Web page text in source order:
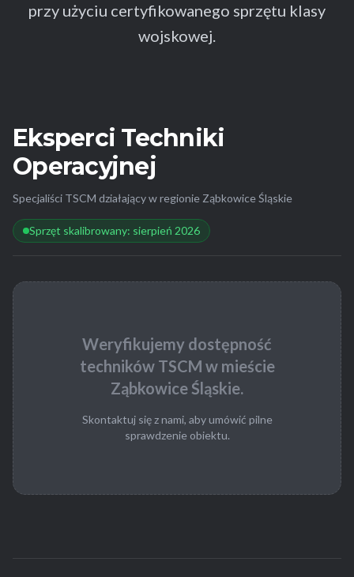
przy użyciu certyfikowanego sprzętu klasy
wojskowej.
Eksperci Techniki
Operacyjnej
Specjaliści TSCM działający w regionie Ząbkowice Śląskie
Sprzęt skalibrowany: sierpień 2026
Weryfikujemy dostępność
techników TSCM w mieście
Ząbkowice Śląskie.
Skontaktuj się z nami, aby umówić pilne
sprawdzenie obiektu.